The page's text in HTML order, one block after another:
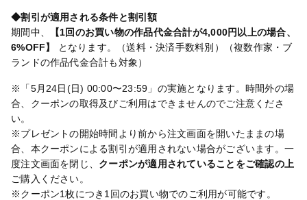
◆割引が適用される条件と割引額
期間中、
【1回のお買い物の作品代金合計が4,000円以上の場合、
6%OFF】
となります。（送料・決済手数料別）（複数作家・ブ
ランドの作品代金合計も対象）
※「5月24日(日) 00:00〜23:59」の実施となります。時間外の場
合、クーポンの取得及びご利用はできませんのでご注意くださ
い。
※プレゼントの開始時間より前から注文画面を開いたままの場
合、本クーポンによる割引が適用されない場合がございます。一
度注文画面を閉じ、 クーポンが適用されていることをご確認の上
ご購入ください。
※クーポン1枚につき1回のお買い物でのご利用が可能です。